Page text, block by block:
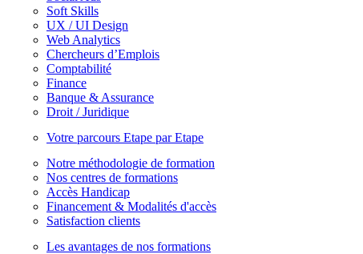
Soft Skills
UX / UI Design
Web Analytics
Chercheurs d’Emplois
Comptabilité
Finance
Banque & Assurance
Droit / Juridique
Votre parcours Etape par Etape
Notre méthodologie de formation
Nos centres de formations
Accès Handicap
Financement & Modalités d'accès
Satisfaction clients
Les avantages de nos formations